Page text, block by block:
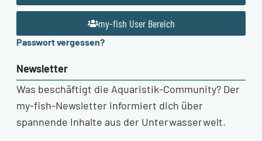
my-fish User Bereich
Passwort vergessen?
Newsletter
Was beschäftigt die Aquaristik-Community? Der
my-fish-Newsletter informiert dich über
spannende Inhalte aus der Unterwasserwelt.